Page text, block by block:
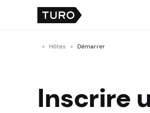
Hôtes Démarrer
Inscrire